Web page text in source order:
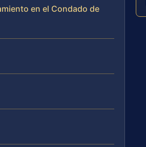
en el Condado de